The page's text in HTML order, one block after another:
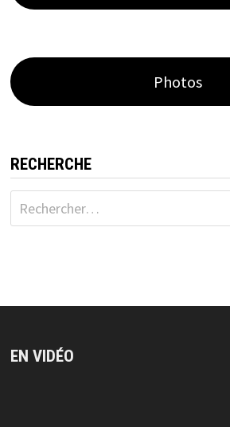
Photos
RECHERCHE
Rechercher :
EN VIDÉO